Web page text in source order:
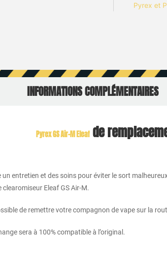
Pyrex et
INFORMATIONS COMPLÉMENTAIRES
Pyrex GS Air-M Eleafde
entretien et des soins pour éviter le sort
Eleaf GS Air-M.
de remettre votre compagnon de vape sur la
sera à 100% compatible à l’original.